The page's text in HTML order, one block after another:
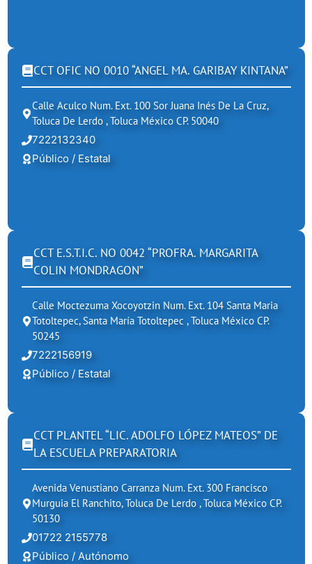
CCT OFIC NO 0010 “ANGEL MA. GARIBAY KINTANA”
Calle Aculco Num. Ext. 100 Sor Juana Inés De La Cruz,
Toluca De Lerdo , Toluca México CP. 50040
7222132340
Público / Estatal
CCT E.S.T.I.C. NO 0042 “PROFRA. MARGARITA
COLIN MONDRAGON”
Calle Moctezuma Xocoyotzin Num. Ext. 104 Santa Maria
Totoltepec, Santa María Totoltepec , Toluca México CP.
50245
7222156919
Público / Estatal
CCT PLANTEL “LIC. ADOLFO LÓPEZ MATEOS” DE
LA ESCUELA PREPARATORIA
Avenida Venustiano Carranza Num. Ext. 300 Francisco
Murguia El Ranchito, Toluca De Lerdo , Toluca México CP.
50130
01722 2155778
Público / Autónomo